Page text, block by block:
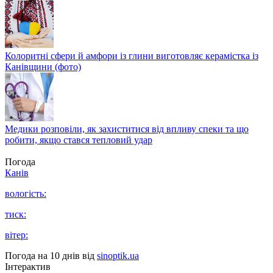
Колоритні сфери й амфори із глини виготовляє керамістка із
Канівщини (фото)
Медики розповіли, як захиститися від впливу спеки та що
робити, якщо стався тепловий удар
Погода
Канів
вологість:
тиск:
вітер:
Погода на 10 днів від sinoptik.ua
Інтерактив